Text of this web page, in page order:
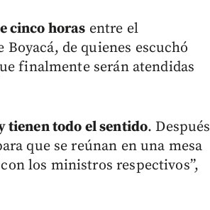
cinco horas entre el
de quienes escuchó
finalmente serán atendidas
tienen todo el sentido. Después
que se reúnan en una mesa
los ministros respectivos”,